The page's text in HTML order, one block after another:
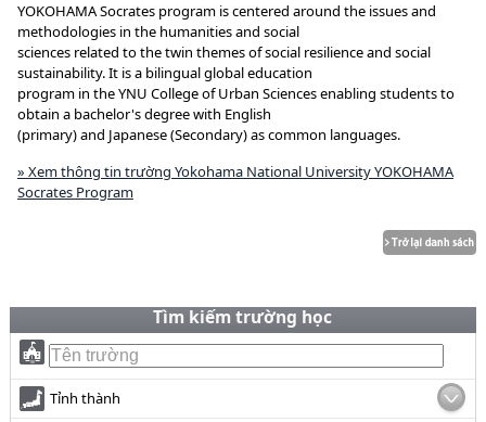
YOKOHAMA Socrates program is centered around the issues and
methodologies in the humanities and social
sciences related to the twin themes of social resilience and social
sustainability. It is a bilingual global education
program in the YNU College of Urban Sciences enabling students to
obtain a bachelor's degree with English
(primary) and Japanese (Secondary) as common languages.
» Xem thông tin trường Yokohama National University YOKOHAMA
Socrates Program
Tìm kiếm trường học
Tỉnh thành